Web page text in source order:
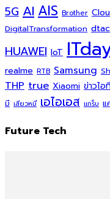
5G AI AIS Brother
DigitalTransformation dtac
HUAWEI IoT
realme RTB Samsung
THP true Xiaomi ข่าวไอ
มี เสียวหมี่ เอไอเอส แกร็บ แ
Future Tech